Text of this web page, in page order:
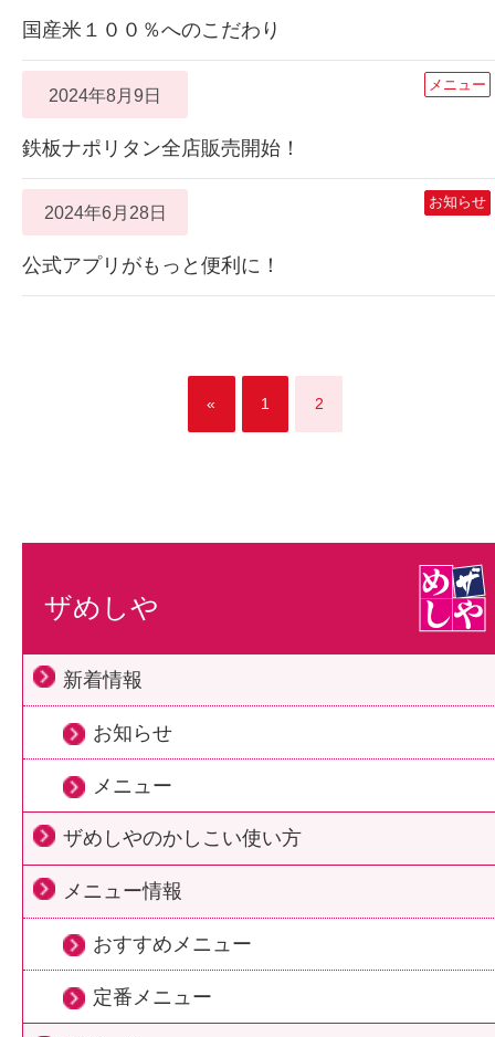
国産米１００％へのこだわり
2024年8月9日 メニュー
鉄板ナポリタン全店販売開始！
2024年6月28日 お知らせ
公式アプリがもっと便利に！
« 1 2
ザめしや
新着情報
お知らせ
メニュー
ザめしやのかしこい使い方
メニュー情報
おすすめメニュー
定番メニュー